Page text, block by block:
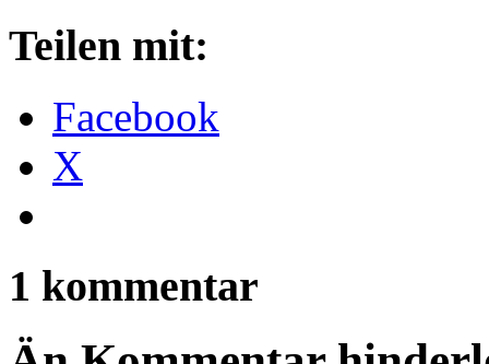
Teilen mit:
Facebook
X
1 kommentar